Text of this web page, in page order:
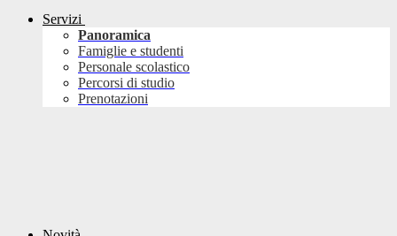
Servizi
Panoramica
Famiglie e studenti
Personale scolastico
Percorsi di studio
Prenotazioni